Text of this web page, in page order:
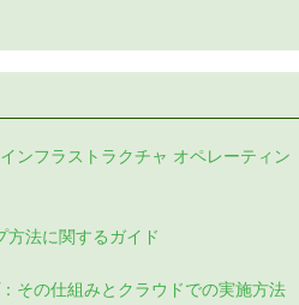
ンフラストラクチャ オペレーティン
方法に関するガイド
その仕組みとクラウドでの実施方法